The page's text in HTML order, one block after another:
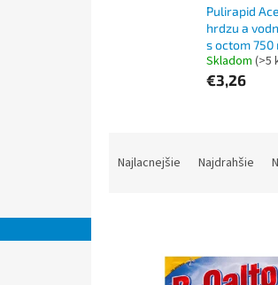
Pulirapid
hrdzu a
s octom 750
Skladom (>5
€3,26
Najlacnejšie Najdrahšie